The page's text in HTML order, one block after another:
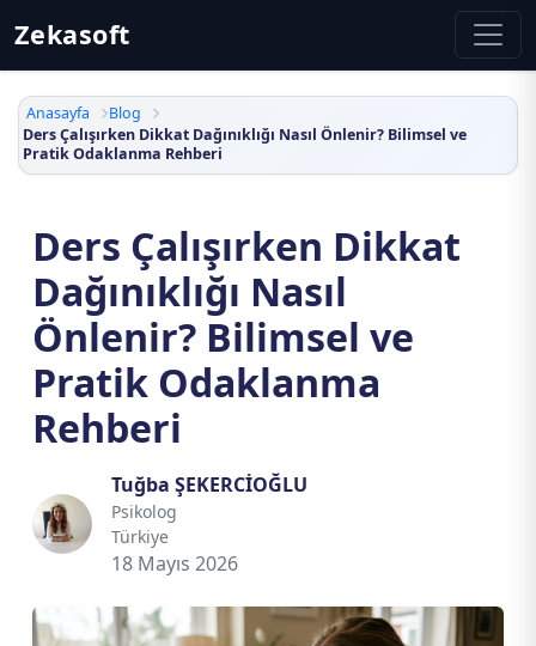
Zekasoft
Anasayfa
Blog
Ders Çalışırken Dikkat Dağınıklığı Nasıl Önlenir? Bilimsel ve
Pratik Odaklanma Rehberi
Ders Çalışırken Dikkat
Dağınıklığı Nasıl
Önlenir? Bilimsel ve
Pratik Odaklanma
Rehberi
Tuğba ŞEKERCİOĞLU
Psikolog
Türkiye
18 Mayıs 2026